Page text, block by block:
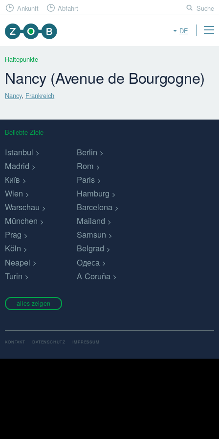
DE
Ankunft Abfahrt Suche
Haltepunkte
Nancy (Avenue de Bourgogne)
Nancy, Frankreich
Beliebte Ziele
Istanbul
Berlin
Madrid
Rom
Київ
Paris
Wien
Hamburg
Warschau
Barcelona
München
Mailand
Prag
Samsun
Köln
Belgrad
Neapel
Одеса
Turin
A Coruña
alles zeigen
KONTAKT DATENSCHUTZ IMPRESSUM